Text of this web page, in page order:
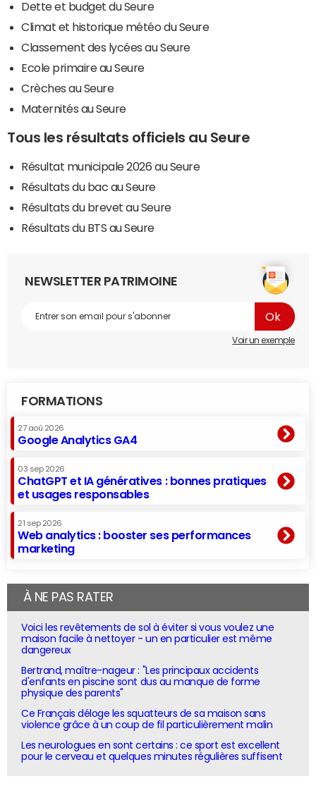
Dette et budget du Seure
Climat et historique météo du Seure
Classement des lycées au Seure
Ecole primaire au Seure
Crèches au Seure
Maternités au Seure
Tous les résultats officiels au Seure
Résultat municipale 2026 au Seure
Résultats du bac au Seure
Résultats du brevet au Seure
Résultats du BTS au Seure
NEWSLETTER PATRIMOINE
Voir un exemple
FORMATIONS
27 aoû 2026
Google Analytics GA4
03 sep 2026
ChatGPT et IA génératives : bonnes pratiques
et usages responsables
21 sep 2026
Web analytics : booster ses performances
marketing
À NE PAS RATER
Voici les revêtements de sol à éviter si vous voulez une
maison facile à nettoyer - un en particulier est même
dangereux
Bertrand, maître-nageur : "Les principaux accidents
d'enfants en piscine sont dus au manque de forme
physique des parents"
Ce Français déloge les squatteurs de sa maison sans
violence grâce à un coup de fil particulièrement malin
Les neurologues en sont certains : ce sport est excellent
pour le cerveau et quelques minutes régulières suffisent